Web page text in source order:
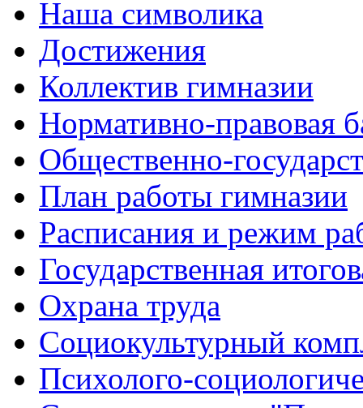
Наша символика
Достижения
Коллектив гимназии
Нормативно-правовая
Общественно-
План работы гимназии
Расписания и режим
Государственная
Охрана труда
Социокультурный
Психолого-